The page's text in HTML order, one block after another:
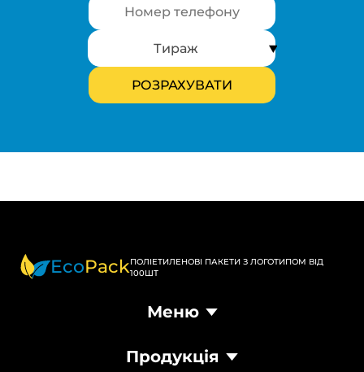
EcoPackПОЛІЕТИЛЕНОВІ ПАКЕТИ З ЛОГОТИПОМ ВІД
100ШТ
Меню
Продукція
Продукція